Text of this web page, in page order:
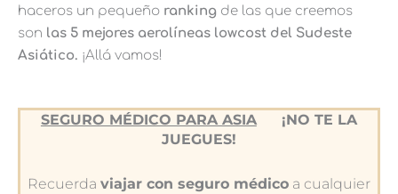
haceros un pequeño ranking de las que creemos
son las 5 mejores aerolíneas lowcost del Sudeste
Asiático. ¡Allá vamos!
SEGURO MÉDICO PARA ASIA
¡NO TE LA
JUEGUES!
Recuerda viajar con seguro médico a cualquier